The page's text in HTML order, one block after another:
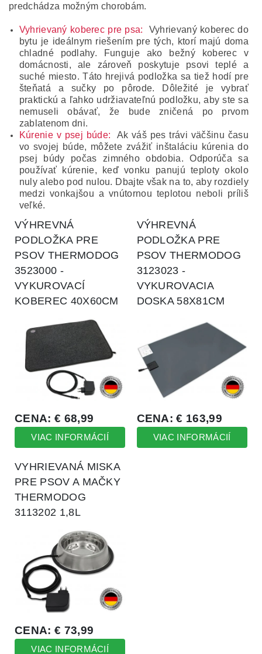
predchádza možným chorobám.
Vyhrievaný koberec pre psa:
Vyhrievaný koberec do
bytu je ideálnym riešením pre tých, ktorí majú doma
chladné podlahy.
Funguje ako bežný koberec v
domácnosti, ale zároveň poskytuje psovi teplé a
suché miesto.Táto hrejivá podložka sa tiež hodí pre
šteňatá a sučky po pôrode. Dôležité je vybrať
praktickú a ľahko udržiavateľnú podložku, aby ste sa
nemuseli obávať, že bude zničená po prvom
zablatenom dni.
Kúrenie v psej búde:
Ak váš pes trávi väčšinu času
vo svojej búde, môžete zvážiť inštaláciu kúrenia do
psej búdy počas zimného obdobia.Odporúča sa
používať kúrenie, keď vonku panujú teploty okolo
nuly alebo pod nulou. Dbajte však na to, aby rozdiely
medzi vonkajšou a vnútornou teplotou neboli príliš
veľké.